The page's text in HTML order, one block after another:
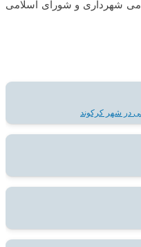
شهرداری و شورای اسلامی
در شهر کرکوند